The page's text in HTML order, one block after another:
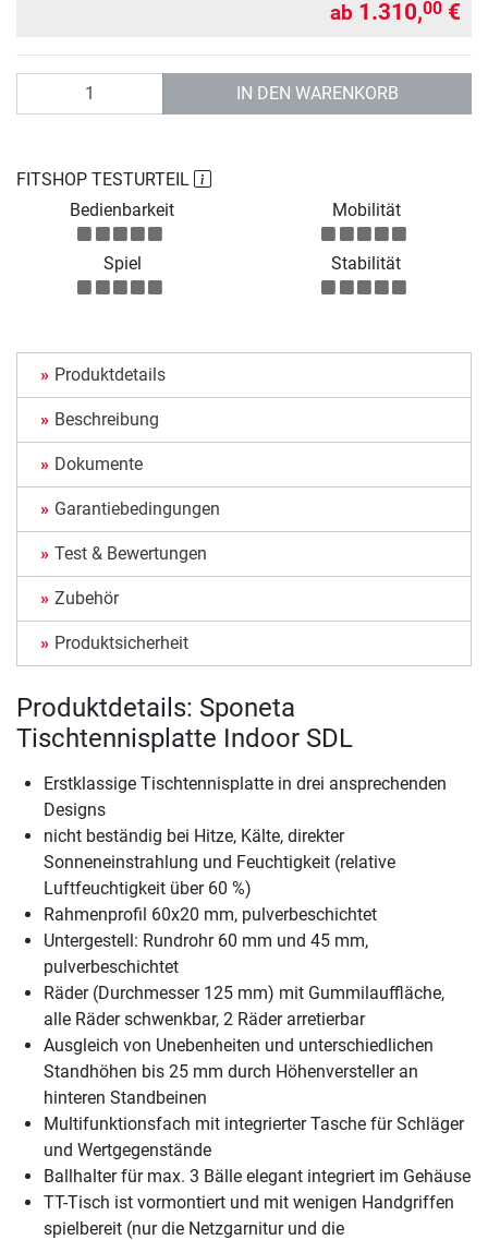
ab 1.310,00 €
IN DEN WARENKORB
FITSHOP TESTURTEIL
Bedienbarkeit
Mobilität
Spiel Stabilität
Produktdetails
Beschreibung
Dokumente
Garantiebedingungen
Test & Bewertungen
Zubehör
Produktsicherheit
Produktdetails: Sponeta
Tischtennisplatte Indoor SDL
Erstklassige Tischtennisplatte in drei ansprechenden
Designs
nicht beständig bei Hitze, Kälte, direkter
Sonneneinstrahlung und Feuchtigkeit (relative
Luftfeuchtigkeit über 60 %)
Rahmenprofil 60x20 mm, pulverbeschichtet
Untergestell: Rundrohr 60 mm und 45 mm,
pulverbeschichtet
Räder (Durchmesser 125 mm) mit Gummilauffläche,
alle Räder schwenkbar, 2 Räder arretierbar
Ausgleich von Unebenheiten und unterschiedlichen
Standhöhen bis 25 mm durch Höhenversteller an
hinteren Standbeinen
Multifunktionsfach mit integrierter Tasche für Schläger
und Wertgegenstände
Ballhalter für max. 3 Bälle elegant integriert im Gehäuse
TT-Tisch ist vormontiert und mit wenigen Handgriffen
spielbereit (nur die Netzgarnitur und die